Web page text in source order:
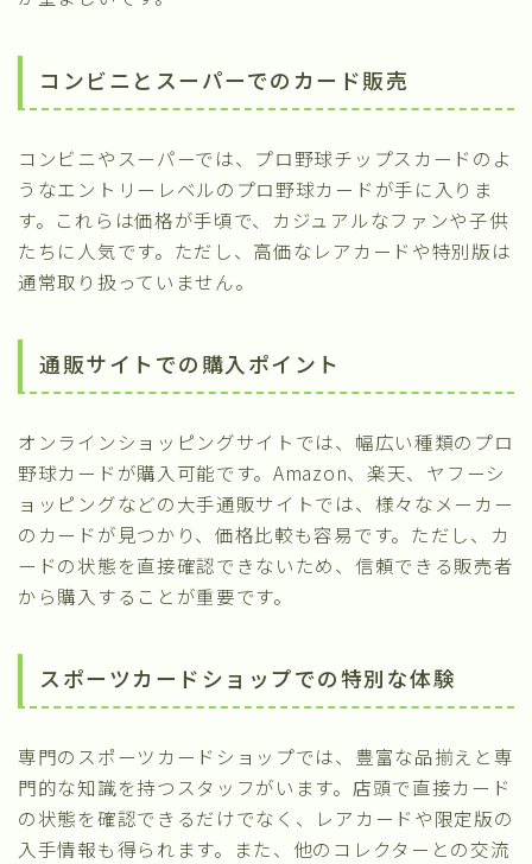
コンビニとスーパーでのカード販売
コンビニやスーパーでは、プロ野球チップスカードのよ
うなエントリーレベルのプロ野球カードが手に入りま
す。これらは価格が手頃で、カジュアルなファンや子供
たちに人気です。ただし、高価なレアカードや特別版は
通常取り扱っていません。
通販サイトでの購入ポイント
オンラインショッピングサイトでは、幅広い種類のプロ
野球カードが購入可能です。Amazon、楽天、ヤフーシ
ョッピングなどの大手通販サイトでは、様々なメーカー
のカードが見つかり、価格比較も容易です。ただし、カ
ードの状態を直接確認できないため、信頼できる販売者
から購入することが重要です。
スポーツカードショップでの特別な体験
専門のスポーツカードショップでは、豊富な品揃えと専
門的な知識を持つスタッフがいます。店頭で直接カード
の状態を確認できるだけでなく、レアカードや限定版の
入手情報も得られます。また、他のコレクターとの交流